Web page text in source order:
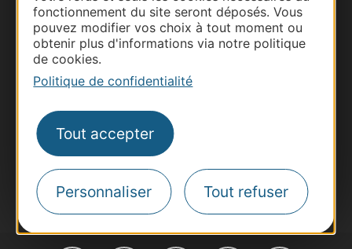
fonctionnement du site seront déposés. Vous
pouvez modifier vos choix à tout moment ou
obtenir plus d'informations via notre politique
de cookies.
Politique de confidentialité
Tout accepter
Personnaliser Tout refuser
Business/Mice
Pros d'Occitanie
Site presse et d'influence
Voyagistes
Inscrivez-vous à la lettre d'information
Destination Occitanie pour recevoir des
suggestions de séjours, de visites et de sorties.
Je m'abonne